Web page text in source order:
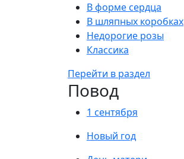
В форме сердца
В шляпных коробках
Недорогие розы
Классика
Перейти в раздел
Повод
1 сентября
Новый год